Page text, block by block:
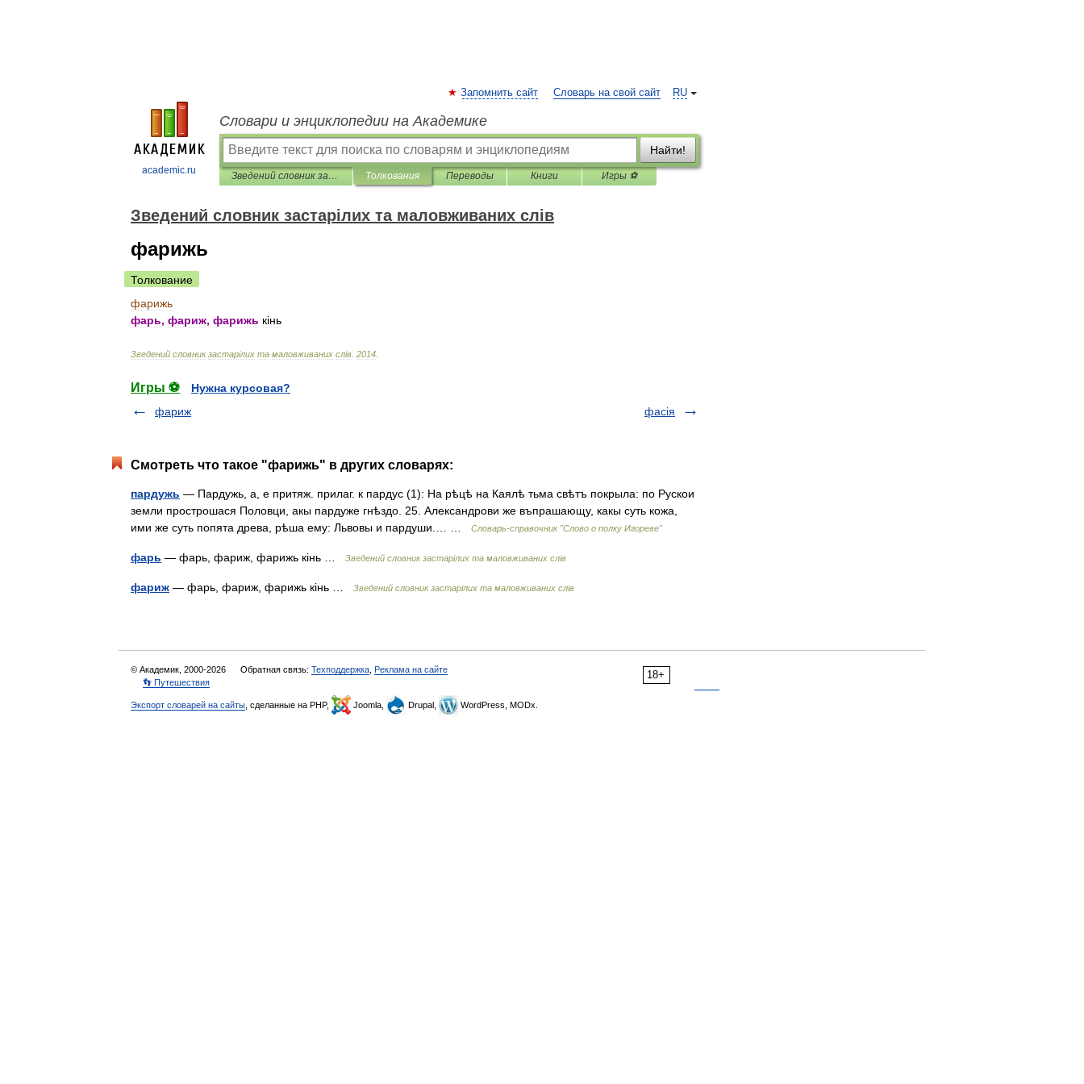
academic.ru
RU
Запомнить сайт Словарь на свой сайт
Словари и энциклопедии на Академике
Найти!
Зведений словник застарілих та маловживаних слів Толкования Переводы Книги Игры ⚽
Зведений словник застарілих та маловживаних слів
фарижь
Толкование
фарижь
фарь, фариж, фарижь кінь
Зведений словник застарілих та маловживаних слів 2014
Игры ⚽
Нужна курсовая?
фариж
фасія
Смотреть что такое "фарижь" в других словарях:
пардужь — Пардужь, а, е притяж. прилаг. к пардус (1): На рѣцѣ на Каялѣ тьма свѣтъ покрыла: по Рускои
земли прострошася Половци, акы пардуже гнѣздо. 25. Александрови же въпрашающу, какы суть кожа,
ими же суть попята древа, рѣша ему: Львовы и пардуши.… …
Словарь-справочник "Слово о полку Игореве"
фарь — фарь, фариж, фарижь кінь … Зведений словник застарілих та маловживаних слів
фариж — фарь, фариж, фарижь кінь … Зведений словник застарілих та маловживаних слів
18+
© Академик, 2000-2026 Обратная связь: Техподдержка Реклама на сайте
👣 Путешествия
Экспорт словарей на сайты , сделанные на PHP, Joomla, Drupal, WordPress, MODx.